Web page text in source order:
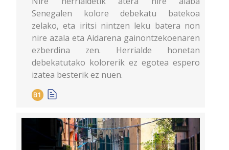
Senegalen kolore debekatu batekoa
zelako, eta iritsi nintzen leku batera non
nire azala eta Aidarena gainontzekoenaren
ezberdina zen. Herrialde honetan
debekatutako kolorerik ez egotea espero
izatea besterik ez nuen.
B1